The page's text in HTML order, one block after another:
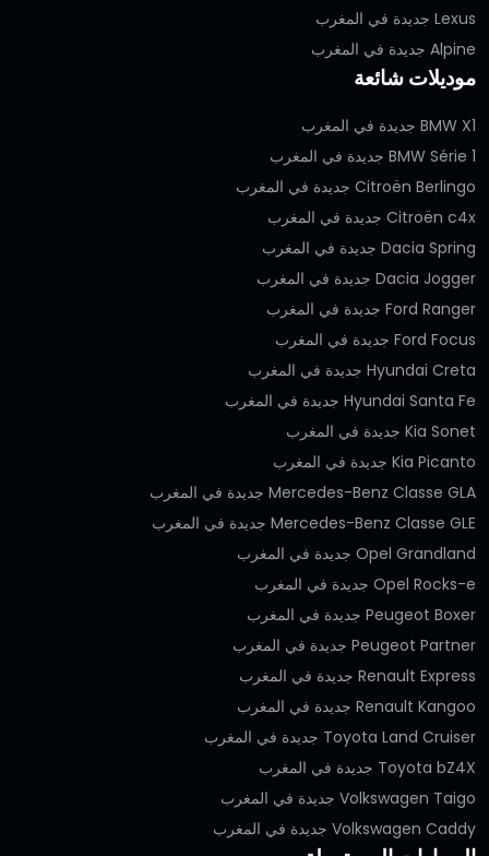
Lexus جديدة في المغرب
Alpine جديدة في المغرب
موديلات شائعة
BMW X1 جديدة في المغرب
BMW Série 1 جديدة في المغرب
Citroën Berlingo جديدة في المغرب
Citroën c4x جديدة في المغرب
Dacia Spring جديدة في المغرب
Dacia Jogger جديدة في المغرب
Ford Ranger جديدة في المغرب
Ford Focus جديدة في المغرب
Hyundai Creta جديدة في المغرب
Hyundai Santa Fe جديدة في المغرب
Kia Sonet جديدة في المغرب
Kia Picanto جديدة في المغرب
Mercedes-Benz Classe GLA جديدة في المغرب
Mercedes-Benz Classe GLE جديدة في المغرب
Opel Grandland جديدة في المغرب
Opel Rocks-e جديدة في المغرب
Peugeot Boxer جديدة في المغرب
Peugeot Partner جديدة في المغرب
Renault Express جديدة في المغرب
Renault Kangoo جديدة في المغرب
Toyota Land Cruiser جديدة في المغرب
Toyota bZ4X جديدة في المغرب
Volkswagen Taigo جديدة في المغرب
Volkswagen Caddy جديدة في المغرب